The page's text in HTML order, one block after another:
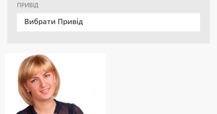
ПРИВІД
Вибрати Привід